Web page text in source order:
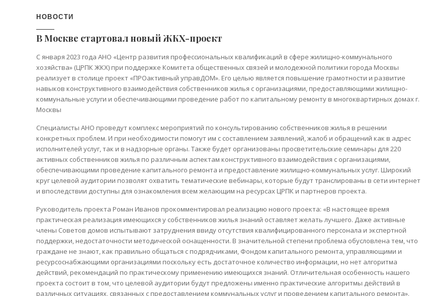
НОВОСТИ
В Москве стартовал новый ЖКХ-проект
С января 2023 года АНО «Центр развития профессиональных квалификаций в сфере жилищно-коммунального
хозяйства» (ЦРПК ЖКХ) при поддержке Комитета общественных связей и молодежной политики города Москвы
реализует в столице проект «ПРОактивный управДОМ». Его целью является повышение грамотности и развитие
навыков конструктивного взаимодействия собственников жилья с организациями, предоставляющими жилищно-
коммунальные услуги и обеспечивающими проведение работ по капитальному ремонту в многоквартирных домах г.
Москвы
Специалисты АНО проведут комплекс мероприятий по консультированию собственников жилья в решении
конкретных проблем. И при необходимости помогут им с составлением заявлений, жалоб и обращений как в адрес
исполнителей услуг, так и в надзорные органы. Также будет организованы просветительские семинары для 220
активных собственников жилья по различным аспектам конструктивного взаимодействия с организациями,
обеспечивающими проведение капитального ремонта и предоставление жилищно-коммунальных услуг. Широкий
круг целевой аудитории позволят охватить тематические вебинары, которые будут транслированы в сети интернет
и впоследствии доступны для ознакомления всем желающим на ресурсах ЦРПК и партнеров проекта.
Руководитель проекта Роман Иванов прокомментировал реализацию нового проекта: «В настоящее время
практическая реализация имеющихся у собственников жилья знаний оставляет желать лучшего. Даже активные
члены Советов домов испытывают затруднения ввиду отсутствия квалифицированного персонала и экспертной
поддержки, недостаточности методической оснащенности. В значительной степени проблема обусловлена тем, что
граждане не знают, как правильно общаться с подрядчиками, Фондом капитального ремонта, управляющими и
ресурсоснабжающими организациями поскольку есть достаточное количество информации, но нет алгоритма
действий, рекомендаций по практическому применению имеющихся знаний. Отличительная особенность нашего
проекта состоит в том, что целевой аудитории будут предложены именно практические алгоритмы действий в
различных ситуациях, связанных с предоставлением коммунальных услуг и проведением капитального ремонта».